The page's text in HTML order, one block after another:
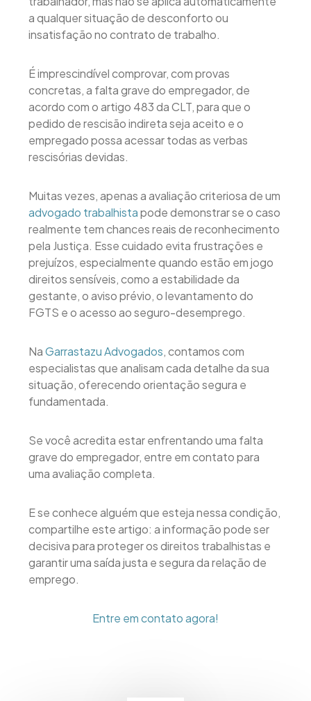
a qualquer situação de desconforto ou
insatisfação no contrato de trabalho.
É imprescindível comprovar, com provas
concretas, a falta grave do empregador, de
acordo com o artigo 483 da CLT, para que o
pedido de rescisão indireta seja aceito e o
empregado possa acessar todas as verbas
rescisórias devidas.
Muitas vezes, apenas a avaliação criteriosa de um
advogado trabalhistapode demonstrar se o caso
realmente tem chances reais de reconhecimento
pela Justiça. Esse cuidado evita frustrações e
prejuízos, especialmente quando estão em jogo
direitos sensíveis, como a estabilidade da
gestante, o aviso prévio, o levantamento do
FGTS e o acesso ao seguro-desemprego.
NaGarrastazu Advogados, contamos com
especialistas que analisam cada detalhe da sua
situação, oferecendo orientação segura e
fundamentada.
Se você acredita estar enfrentando uma falta
grave do empregador, entre em contato para
uma avaliação completa.
E se conhece alguém que esteja nessa condição,
compartilhe este artigo: a informação pode ser
decisiva para proteger os direitos trabalhistas e
garantir uma saída justa e segura da relação de
emprego.
Entre em contato agora!